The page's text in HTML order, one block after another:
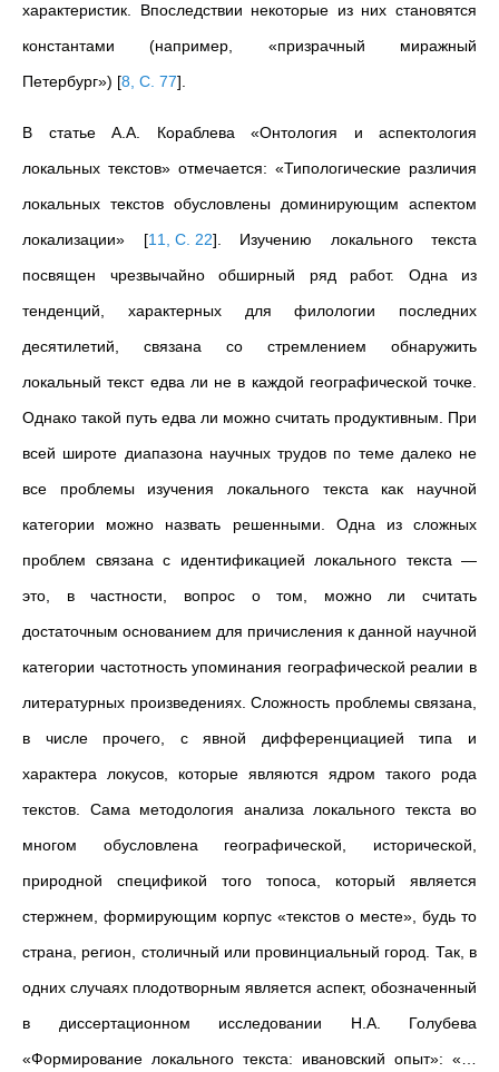
характеристик. Впоследствии некоторые из них становятся
константами (например, «призрачный миражный
Петербург») [8, С. 77]
В статье А.А. Кораблева «Онтология и аспектология
локальных текстов» отмечается: «Типологические различия
локальных текстов обусловлены доминирующим аспектом
локализации» [11, С. 22] . Изучению локального текста
посвящен чрезвычайно обширный ряд работ. Одна из
тенденций, характерных для филологии последних
десятилетий, связана со стремлением обнаружить
локальный текст едва ли не в каждой географической точке.
Однако такой путь едва ли можно считать продуктивным. При
всей широте диапазона научных трудов по теме далеко не
все проблемы изучения локального текста как научной
категории можно назвать решенными. Одна из сложных
проблем связана с идентификацией локального текста —
это, в частности, вопрос о том, можно ли считать
достаточным основанием для причисления к данной научной
категории частотность упоминания географической реалии в
литературных произведениях. Сложность проблемы связана,
в числе прочего, с явной дифференциацией типа и
характера локусов, которые являются ядром такого рода
текстов. Сама методология анализа локального текста во
многом обусловлена географической, исторической,
природной спецификой того топоса, который является
стержнем, формирующим корпус «текстов о месте», будь то
страна, регион, столичный или провинциальный город. Так, в
одних случаях плодотворным является аспект, обозначенный
в диссертационном исследовании Н.А. Голубева
«Формирование локального текста: ивановский опыт»: «…